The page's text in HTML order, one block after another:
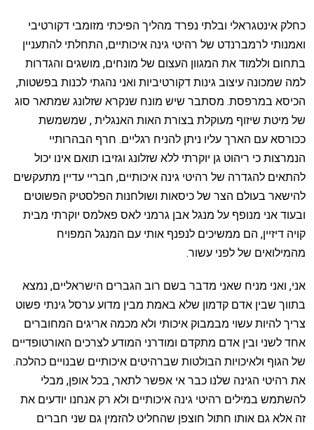
כחלק אינטגראלי ובלתי נפרד מהליך הפיכתי מזומבי דקורטיבי
ואמנותי לרמברנדט של רהיטי גינה איכותיים, התחלתי להתעניין
בתחום וללמוד את המגוון העצום של מונחים, מושגים והגדרות
למה שמכונה עיצוב גינות דקורטיביות ואני נהגתי לכנות בפשטות,
הכיסא במרפסת. מסתבר שיש מונח שנקרא שזלונג שמתאר סוג
של מיטת שיזוף מעוקלת בצורת האות האנגלית , שמשמשת
ככורסא עם הארך עליו ניתן להניח רגליים. חרף הבהרותיי
הנמרצות כי ריהוט גן יוקרתי ללא שזלונג וגזיבו תואם אינו יכול
להתאים להגדרה של רהיטי גינה איכותיים, חבריי עדיין מתעקשים
להישאר בעולם הצר של כיסאות ושולחנות הפלסטיק הפשוטים
ובעוד אני מנופף על מנגל אבן גרמני לאס פאלמס יוקרתי מבית
קויה דיזיין, הם ממשיכים לנפנף אותי עם המנגל המפויח
מהמילואים של לפני עשור.
אני, ואני מניח שאני מדבר בשם רוב הגברים הישראליים, נמצא
בתווך שבין אדם קדמון שלא באמת מבין מדוע ערסל גינתי פשוט
צריך להיות עשוי מבמבוק איכותי ולא מכמה אריגים המחוברים
אחד לשני ובין אדם מתקדם ומודרני המודע לצרכים האורטופדיים
של הגוף ולאיכויות הבולטות שברהיטים איכותיים שבנויים כהלכה.
את רהיטי הגינה שלנו כבר אי אפשר לתאר, בכל אופן, מבלי
להשתמש במילים רהיטי גינה איכותיים ולא רק אנחנו יודעים את
זה אלא גם אותו חתול חוצפן שהחליט להזמין גם שני חברים